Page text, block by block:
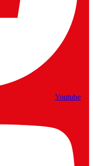
Youtube